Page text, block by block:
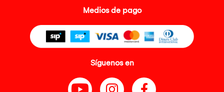
Medios de pago
Síguenos en